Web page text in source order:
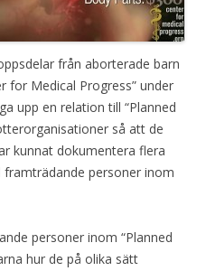
från aborterade barn
for Medical Progress” under
upp en relation till “Planned
så att de
kunnat dokumentera flera
personer inom
personer inom “Planned
hur de på olika sätt